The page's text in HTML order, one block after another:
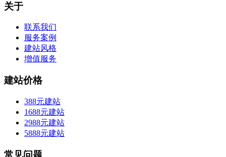
关于
联系我们
服务案例
建站风格
增值服务
建站价格
388元建站
1688元建站
2988元建站
5888元建站
常见问题